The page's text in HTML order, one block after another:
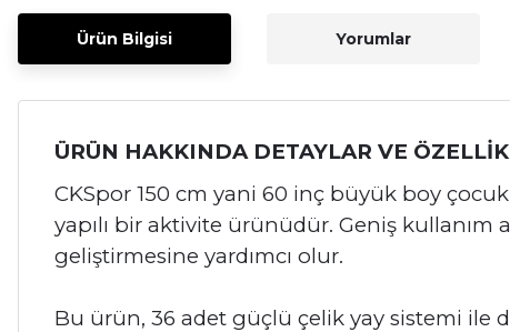
Ürün Bilgisi Yorumlar
ÜRÜN HAKKINDA DETAYLAR VE
CKSpor 150 cm yani 60 inç büyük boy
yapılı bir aktivite ürünüdür. Geniş kullanım
geliştirmesine yardımcı olur.
Bu ürün, 36 adet güçlü çelik yay sistemi ile